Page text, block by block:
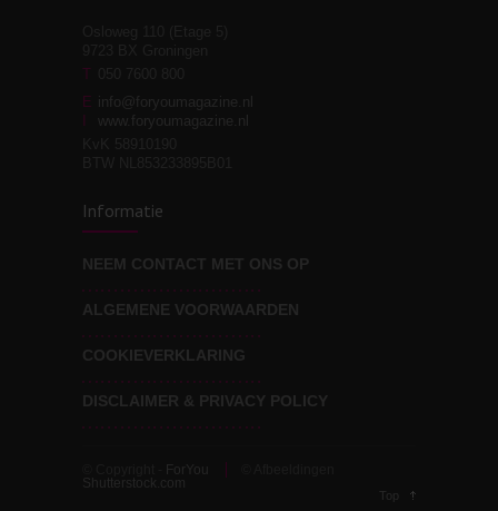
moeite!
Wat voor leider wil jij
zijn?
T
E info@foryoumagazine.nl
www.foryoumagazine.nl
Informatie
NEEM CONTACT MET ONS OP
ALGEMENE VOORWAARDEN
COOKIEVERKLARING
DISCLAIMER & PRIVACY POLICY
ForYou
Shutterstock.com
Top